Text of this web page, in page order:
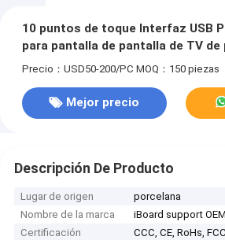
10 puntos de toque Interfaz USB
para pantalla de pantalla de TV de
Precio：USD50-200/PC MOQ：150 piezas
Mejor precio
Descripción De Producto
Lugar de origen
porcelana
Nombre de la marca
iBoard support
Certificación
CCC, CE, RoHs,